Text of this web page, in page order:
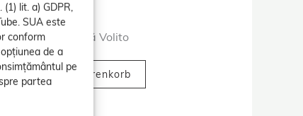
lit. a) GDPR,
SUA este
conform
de a
pe
partea
rabatabilă Volito
€ _ In Den Warenkorb